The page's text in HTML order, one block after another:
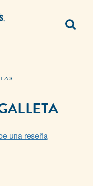
una reseña